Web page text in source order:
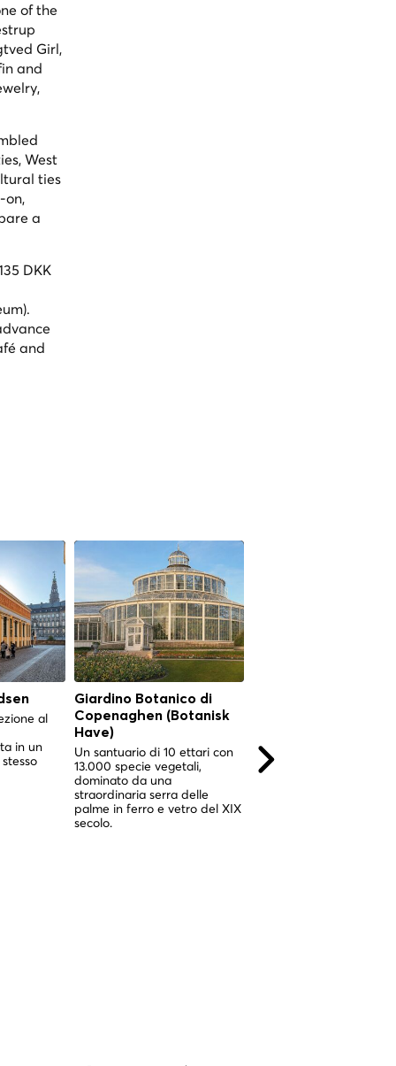
of the
Girl,
and
West
ties
on,
a
DKK
and
al
in un
Giardino Botanico di
Copenaghen (Botanisk
Have)
Un santuario di 10 ettari con
13.000 specie vegetali,
dominato da una
straordinaria serra delle
palme in ferro e vetro del XIX
secolo.
Un santuario di 10 ettari
13.000 specie vegetali,